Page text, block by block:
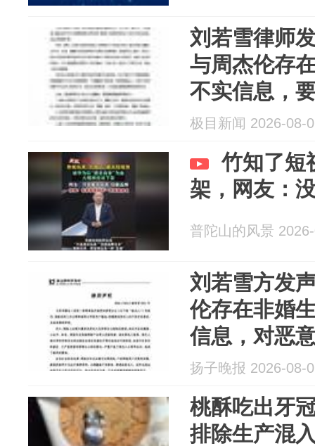
刘若雪律师
与周杰伦存
不实信息，
侵权信息，
极目新闻 2026-08-
竹知了短
架，网友：
普陀山的风景
刘若雪方发
伦存在非婚
信息，对恶
息的侵权行
扬子晚报 2026-08-
桃酥吃出牙
排除生产混